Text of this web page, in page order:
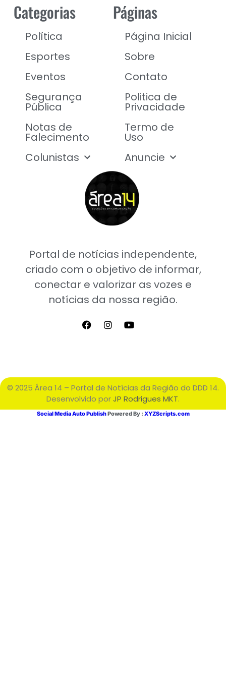
Portal de notícias independente,
criado com o objetivo de informar,
conectar e valorizar as vozes e
notícias da nossa região.
Categorias
Política
Esportes
Eventos
Segurança
Pública
Notas de
Falecimento
Colunistas
Páginas
Página Inicial
Sobre
Contato
Politica de
Privacidade
Termo de
Uso
Anuncie
© 2025 Área 14 – Portal de Notícias da Região do DDD 14.
Desenvolvido porJP Rodrigues MKT.
Social Media Auto PublishPowered By : XYZScripts.com